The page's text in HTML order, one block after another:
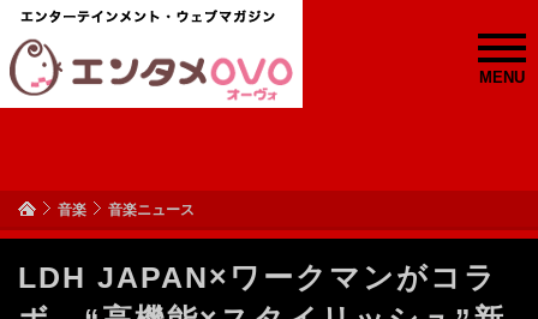
MENU
音楽 音楽ニュース
LDH JAPAN×ワークマンがコラ